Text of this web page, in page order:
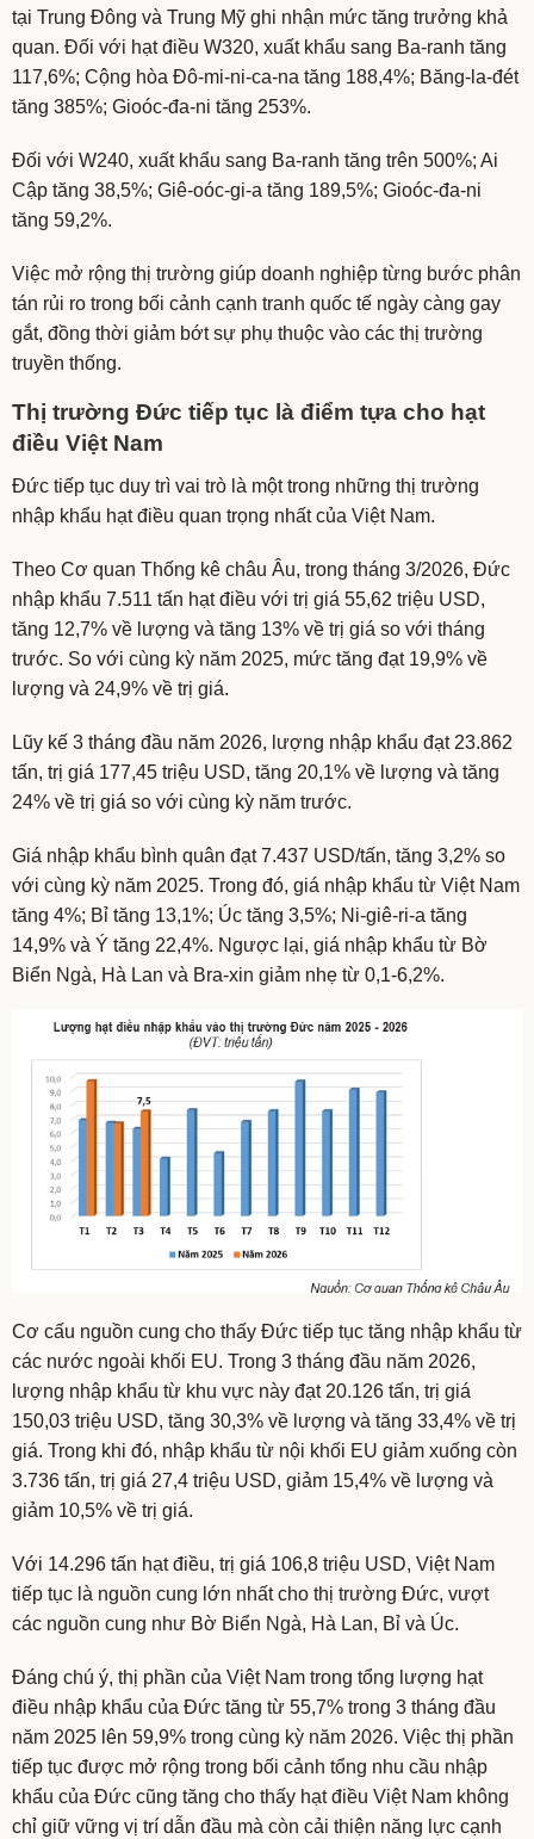
tại Trung Đông và Trung Mỹ ghi nhận mức tăng trưởng khả
quan. Đối với hạt điều W320, xuất khẩu sang Ba-ranh tăng
117,6%; Cộng hòa Đô-mi-ni-ca-na tăng 188,4%; Băng-la-đét
tăng 385%; Gioóc-đa-ni tăng 253%.
Đối với W240, xuất khẩu sang Ba-ranh tăng trên 500%; Ai
Cập tăng 38,5%; Giê-oóc-gi-a tăng 189,5%; Gioóc-đa-ni
tăng 59,2%.
Việc mở rộng thị trường giúp doanh nghiệp từng bước phân
tán rủi ro trong bối cảnh cạnh tranh quốc tế ngày càng gay
gắt, đồng thời giảm bớt sự phụ thuộc vào các thị trường
truyền thống.
Thị trường Đức tiếp tục là điểm tựa cho hạt
điều Việt Nam
Đức tiếp tục duy trì vai trò là một trong những thị trường
nhập khẩu hạt điều quan trọng nhất của Việt Nam.
Theo Cơ quan Thống kê châu Âu, trong tháng 3/2026, Đức
nhập khẩu 7.511 tấn hạt điều với trị giá 55,62 triệu USD,
tăng 12,7% về lượng và tăng 13% về trị giá so với tháng
trước. So với cùng kỳ năm 2025, mức tăng đạt 19,9% về
lượng và 24,9% về trị giá.
Lũy kế 3 tháng đầu năm 2026, lượng nhập khẩu đạt 23.862
tấn, trị giá 177,45 triệu USD, tăng 20,1% về lượng và tăng
24% về trị giá so với cùng kỳ năm trước.
Giá nhập khẩu bình quân đạt 7.437 USD/tấn, tăng 3,2% so
với cùng kỳ năm 2025. Trong đó, giá nhập khẩu từ Việt Nam
tăng 4%; Bỉ tăng 13,1%; Úc tăng 3,5%; Ni-giê-ri-a tăng
14,9% và Ý tăng 22,4%. Ngược lại, giá nhập khẩu từ Bờ
Biển Ngà, Hà Lan và Bra-xin giảm nhẹ từ 0,1-6,2%.
Cơ cấu nguồn cung cho thấy Đức tiếp tục tăng nhập khẩu từ
các nước ngoài khối EU. Trong 3 tháng đầu năm 2026,
lượng nhập khẩu từ khu vực này đạt 20.126 tấn, trị giá
150,03 triệu USD, tăng 30,3% về lượng và tăng 33,4% về trị
giá. Trong khi đó, nhập khẩu từ nội khối EU giảm xuống còn
3.736 tấn, trị giá 27,4 triệu USD, giảm 15,4% về lượng và
giảm 10,5% về trị giá.
Với 14.296 tấn hạt điều, trị giá 106,8 triệu USD, Việt Nam
tiếp tục là nguồn cung lớn nhất cho thị trường Đức, vượt
các nguồn cung như Bờ Biển Ngà, Hà Lan, Bỉ và Úc.
Đáng chú ý, thị phần của Việt Nam trong tổng lượng hạt
điều nhập khẩu của Đức tăng từ 55,7% trong 3 tháng đầu
năm 2025 lên 59,9% trong cùng kỳ năm 2026. Việc thị phần
tiếp tục được mở rộng trong bối cảnh tổng nhu cầu nhập
khẩu của Đức cũng tăng cho thấy hạt điều Việt Nam không
chỉ giữ vững vị trí dẫn đầu mà còn cải thiện năng lực cạnh